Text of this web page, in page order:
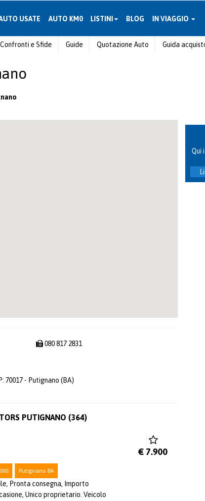
USATE AUTO KM0 LISTINI BLOG IN VIAGGIO
Confronti e Sfide Guide Quotazione Auto Guida
080 817 2831
70017 - Putignano (BA)
PUTIGNANO (364)
Putignano BA
Pronta consegna, Importo
Unico proprietario. Veicolo
€ 7.900
Qui